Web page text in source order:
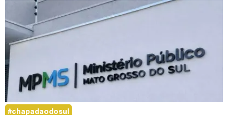
#chapadaodosul